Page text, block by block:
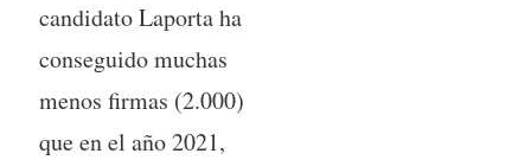
candidato Laporta ha
conseguido muchas
menos firmas (2.000)
que en el año 2021,